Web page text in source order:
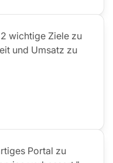
wichtige Ziele zu
und Umsatz zu
Portal zu